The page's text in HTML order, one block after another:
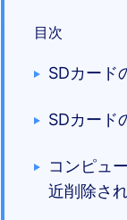
目次
SDカード
SDカード
コンピュ
近削除さ